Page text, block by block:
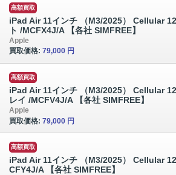
高額買取
iPad Air 11インチ （M3/2025） Cellular
ト /MCFX4J/A 【各社 SIMFREE】
Apple
買取価格: 79,000 円
高額買取
iPad Air 11インチ （M3/2025） Cellular
レイ /MCFV4J/A 【各社 SIMFREE】
Apple
買取価格: 79,000 円
高額買取
iPad Air 11インチ （M3/2025） Cellular
CFY4J/A 【各社 SIMFREE】